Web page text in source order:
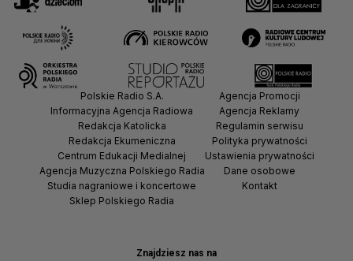
Znajdziesz nas na
Polskie Radio S.A.
Informacyjna Agencja Radiowa
Redakcja Katolicka
Redakcja Ekumeniczna
Centrum Edukacji Medialnej
Agencja Muzyczna Polskiego Radia
Studia nagraniowe i koncertowe
Sklep Polskiego Radia
Agencja Promocji
Agencja Reklamy
Regulamin serwisu
Polityka prywatności
Ustawienia prywatności
Dane osobowe
Kontakt